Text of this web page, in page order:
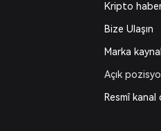
Kripto
Bize Ulaşın
Marka
Açık
Resmî kanal